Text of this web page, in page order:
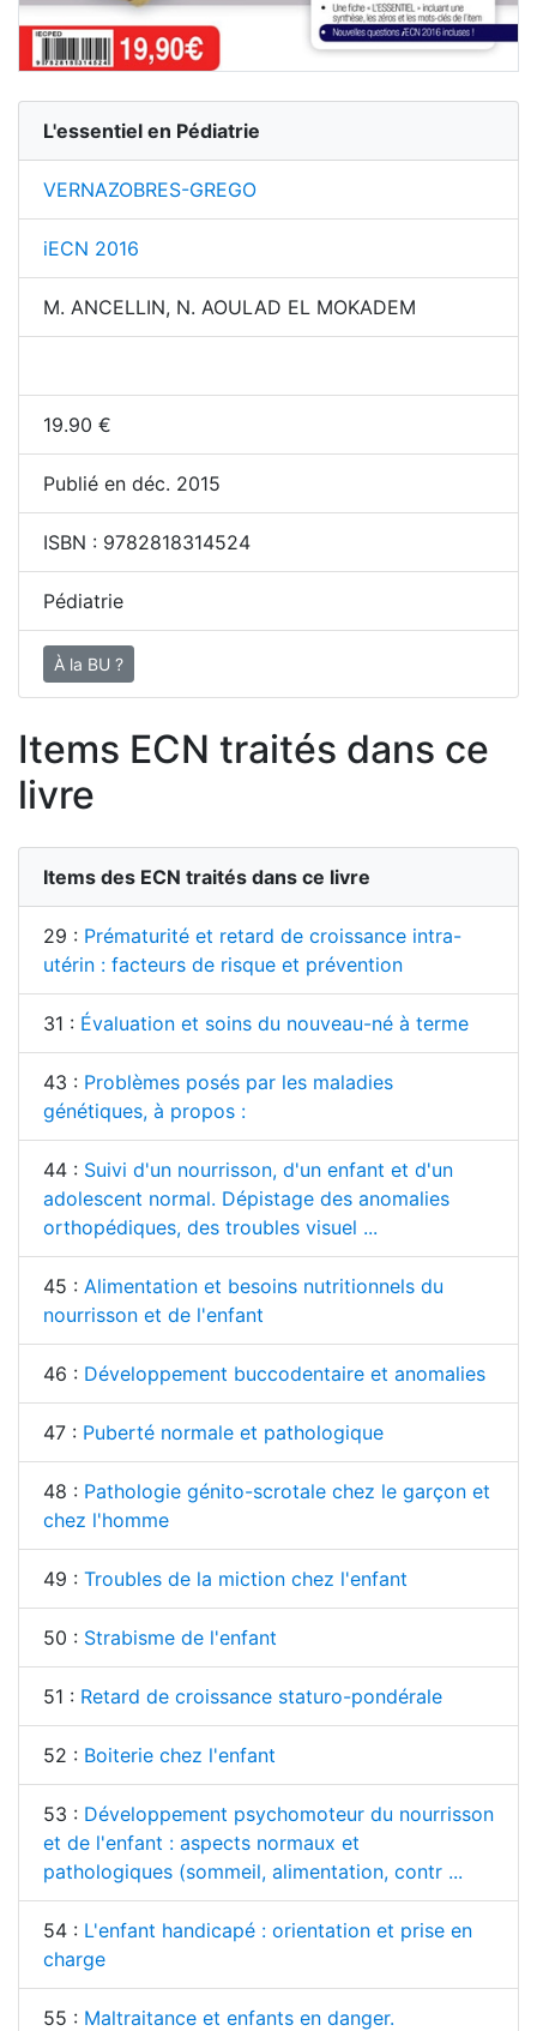
L'essentiel en Pédiatrie
VERNAZOBRES-GREGO
iECN 2016
M. ANCELLIN, N. AOULAD EL MOKADEM
19.90 €
Publié en déc. 2015
ISBN : 9782818314524
Pédiatrie
À la BU ?
Items ECN traités dans ce
livre
Items des ECN traités dans ce livre
29 : Prématurité et retard de croissance intra-
utérin : facteurs de risque et prévention
31 : Évaluation et soins du nouveau-né à terme
43 : Problèmes posés par les maladies
génétiques, à propos :
44 : Suivi d'un nourrisson, d'un enfant et d'un
adolescent normal. Dépistage des anomalies
orthopédiques, des troubles visuel ...
45 : Alimentation et besoins nutritionnels du
nourrisson et de l'enfant
46 : Développement buccodentaire et anomalies
47 : Puberté normale et pathologique
48 : Pathologie génito-scrotale chez le garçon et
chez l'homme
49 : Troubles de la miction chez l'enfant
50 : Strabisme de l'enfant
51 : Retard de croissance staturo-pondérale
52 : Boiterie chez l'enfant
53 : Développement psychomoteur du nourrisson
et de l'enfant : aspects normaux et
pathologiques (sommeil, alimentation, contr ...
54 : L'enfant handicapé : orientation et prise en
charge
55 : Maltraitance et enfants en danger.